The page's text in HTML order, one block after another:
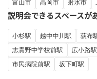
富山市 高岡市 射水市
説明会できるスペースが
小杉駅 越中中川駅 荻布
志貴野中学校前駅
広小路駅
市民病院前駅
坂下町駅